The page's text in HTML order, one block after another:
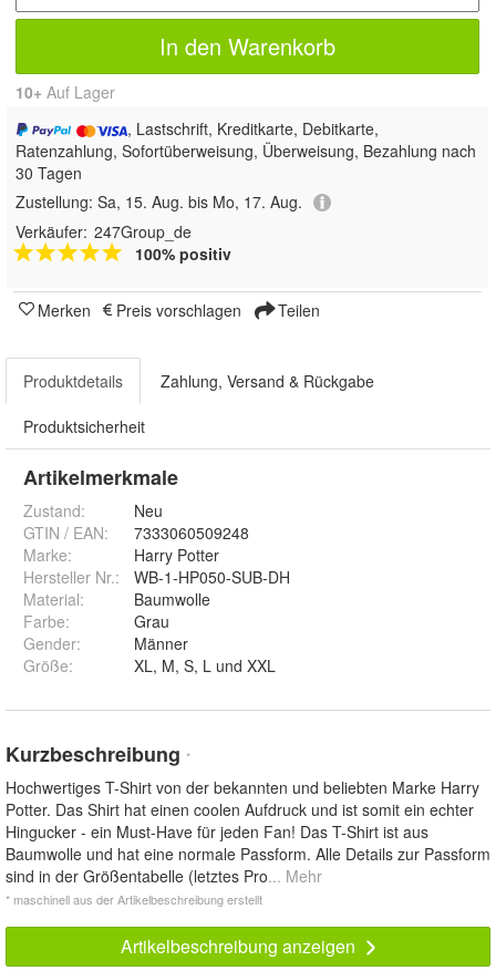
In den Warenkorb
10+ Auf Lager
, Lastschrift, Kreditkarte, Debitkarte,
Ratenzahlung, Sofortüberweisung, Überweisung, Bezahlung nach
30 Tagen
Zustellung: Sa, 15. Aug. bis Mo, 17. Aug.
Verkäufer: 247Group_de
100% positiv
Merken Preis vorschlagen Teilen
Produktdetails Zahlung, Versand & Rückgabe
Produktsicherheit
Artikelmerkmale
Zustand:
Neu
GTIN / EAN:
7333060509248
Marke:
Harry Potter
Hersteller Nr.:
WB-1-HP050-SUB-DH
Material:
Baumwolle
Farbe:
Grau
Gender:
Männer
Größe: XL, M, S, L und XXL
Kurzbeschreibung *
Hochwertiges T-Shirt von der bekannten und beliebten Marke Harry
Potter. Das Shirt hat einen coolen Aufdruck und ist somit ein echter
Hingucker - ein Must-Have für jeden Fan! Das T-Shirt ist aus
Baumwolle und hat eine normale Passform. Alle Details zur Passform
sind in der Größentabelle (letztes Pro... Mehr
* maschinell aus der Artikelbeschreibung erstellt
Artikelbeschreibung anzeigen